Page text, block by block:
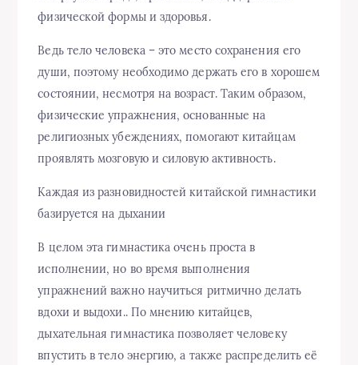
физической формы и здоровья.
Ведь тело человека – это место сохранения его
души, поэтому необходимо держать его в хорошем
состоянии, несмотря на возраст. Таким образом,
физические упражнения, основанные на
религиозных убеждениях, помогают китайцам
проявлять мозговую и силовую активность.
Каждая из разновидностей китайской гимнастики
базируется на дыхании
В целом эта гимнастика очень проста в
исполнении, но во время выполнения
упражнений важно научиться ритмично делать
вдохи и выдохи.. По мнению китайцев,
дыхательная гимнастика позволяет человеку
впустить в тело энергию, а также распределить её